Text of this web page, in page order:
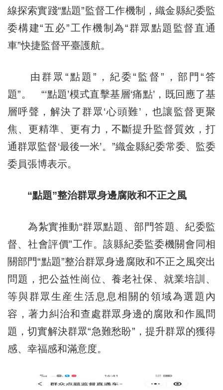
線探索實踐“點題”監督工作機制，織金縣紀委監
委構建“五必”工作機制為“群眾點題監督直通
車”快捷監督平臺護航。
由群眾“點題”，紀委“監督”，部門“答
題”。 “‘點題’模式直擊基層‘痛點’，既回應了基
層呼聲，解決了群眾‘心頭難’，也讓監督更聚
焦、更精準、更有力，不斷提升監督質效，打
通群眾監督‘最後一米’。”織金縣紀委常委、監委
委員張博表示。
“點題”整治群眾身邊腐敗和不正之風
為紮實推動“群眾點題、部門答題、紀委監
督、社會評價”工作。該縣紀委監委機關會同相
關部門“點題”整治群眾身邊腐敗和不正之風突出
問題，把公益性崗位、養老社保、就業培訓、
等與群眾生産生活息息相關的領域為選題內
容，著力糾治和查處群眾身邊的腐敗和作風問
題，切實解決群眾“急難愁盼”，提升群眾的獲得
感、幸福感和滿意度。